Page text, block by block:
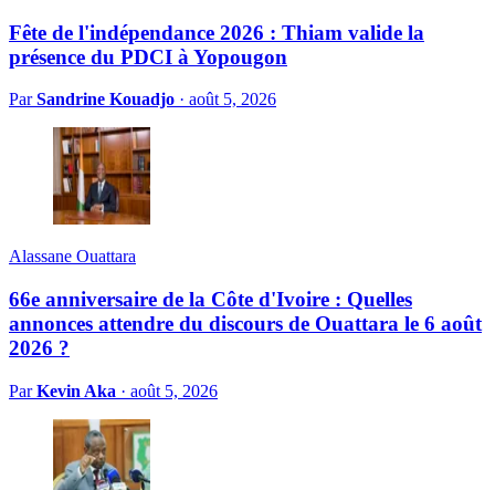
Fête de l'indépendance 2026 : Thiam valide la
présence du PDCI à Yopougon
ParSandrine Kouadjo · août 5, 2026
Alassane Ouattara
66e anniversaire de la Côte d'Ivoire : Quelles
annonces attendre du discours de Ouattara le 6 août
2026 ?
ParKevin Aka · août 5, 2026